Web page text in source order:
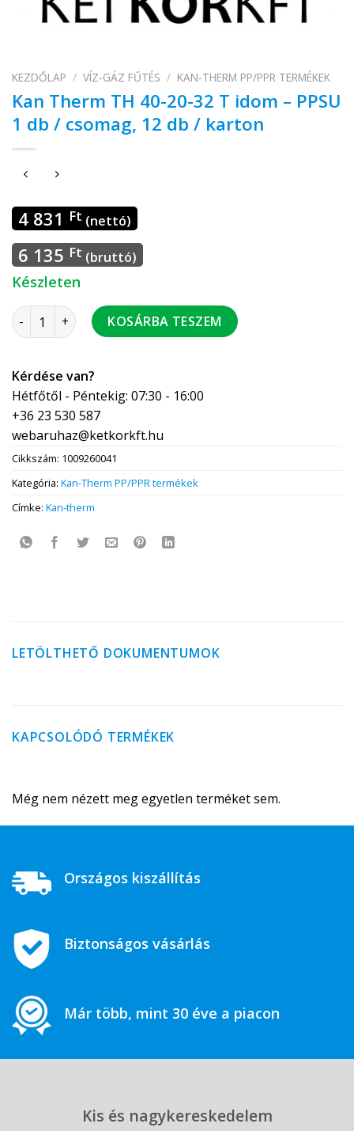
KEZDŐLAP / VÍZ-GÁZ FŰTÉS / KAN-THERM PP/PPR TERMÉKEK
Kan Therm TH 40-20-32 T idom – PPSU
1 db / csomag, 12 db / karton
4 831 Ft (nettó)
6 135 Ft (bruttó)
Készleten
Kan Therm TH 40-20-32 T idom - PPSU 1 db / csomag, 12 db
KOSÁRBA TESZEM
Kérdése van?
Hétfőtől - Péntekig: 07:30 - 16:00
+36 23 530 587
webaruhaz@ketkorkft.hu
Cikkszám: 1009260041
Kategória: Kan-Therm PP/PPR termékek
Címke: Kan-therm
LETÖLTHETŐ DOKUMENTUMOK
KAPCSOLÓDÓ TERMÉKEK
Még nem nézett meg egyetlen terméket sem.
Országos kiszállítás
Biztonságos vásárlás
Már több, mint 30 éve a piacon
Kis és nagykereskedelem